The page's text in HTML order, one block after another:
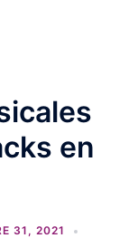
en
31, 2021